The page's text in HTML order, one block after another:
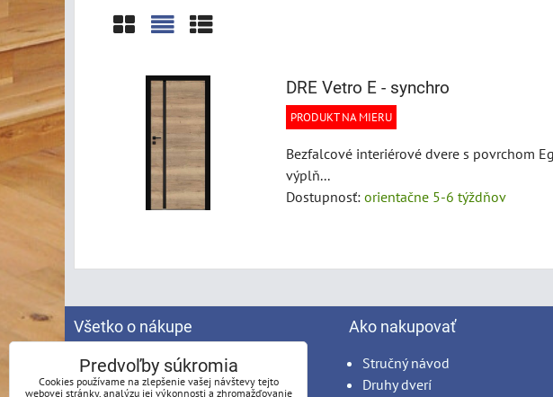
DRE Vetro E - synchro
PRODUKT NA MIERU
Bezfalcové interiérové dvere s povrchom
výplň...
Dostupnosť: orientačne 5-6 týždňov
Všetko o nákupe
Spracovanie osobných údajov
Obchodné podmienky
Ako nakupovať
Stručný návod
Druhy dverí
Predvoľby súkromia
Cookies používame na zlepšenie vašej návštevy tejto
webovej stránky, analýzu jej výkonnosti a zhromažďovanie